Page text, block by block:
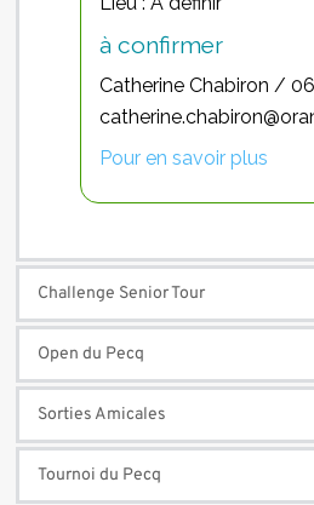
à confirmer
Catherine Chabiron /
Pour en savoir plus
Challenge Senior Tour
Open du Pecq
Sorties Amicales
Tournoi du Pecq